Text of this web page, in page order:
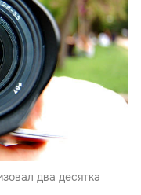
два десятка